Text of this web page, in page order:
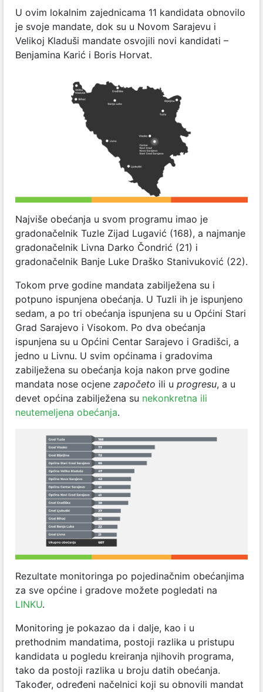
U ovim lokalnim zajednicama 11 kandidata obnovilo
je svoje mandate, dok su u Novom Sarajevu i
Velikoj Kladuši mandate osvojili novi kandidati –
Benjamina Karić i Boris Horvat.
Najviše obećanja u svom programu imao je
gradonačelnik Tuzle Zijad Lugavić (168), a najmanje
gradonačelnik Livna Darko Čondrić (21) i
gradonačelnik Banje Luke Draško Stanivuković (22).
Tokom prve godine mandata zabilježena su i
potpuno ispunjena obećanja. U Tuzli ih je ispunjeno
sedam, a po tri obećanja ispunjena su u Općini Stari
Grad Sarajevo i Visokom. Po dva obećanja
ispunjena su u Općini Centar Sarajevo i Gradišci, a
jedno u Livnu. U svim općinama i gradovima
zabilježena su obećanja koja nakon prve godine
mandata nose ocjene započeto ili u progresu, a u
devet općina zabilježena su nekonkretna ili
neutemeljena obećanja.
Rezultate monitoringa po pojedinačnim obećanjima
za sve općine i gradove možete pogledati na
LINKU.
Monitoring je pokazao da i dalje, kao i u
prethodnim mandatima, postoji razlika u pristupu
kandidata u pogledu kreiranja njihovih programa,
tako da postoji razlika u broju datih obećanja.
Također, određeni načelnici koji su obnovili mandat